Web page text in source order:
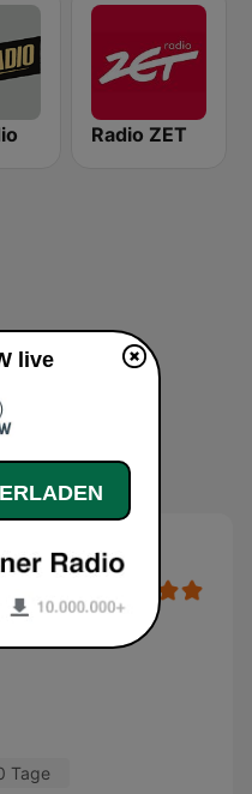
Radio ZET
Tage
live